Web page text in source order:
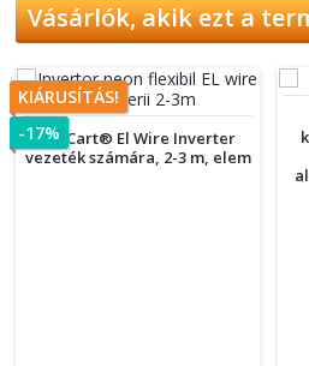
Vásárlók, akik ezt a
ProCart® El Wire Inverter
vezeték számára, 2-3 m, elem
KIÁRUSÍTÁS!
-17%